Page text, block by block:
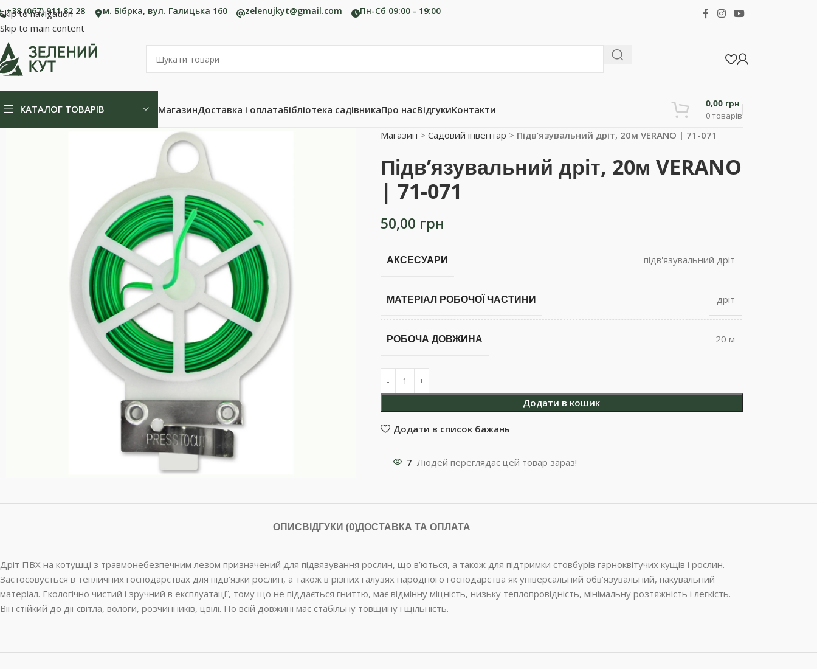
Skip to navigation
Skip to main content
+38 (067) 911 82 28 м. Бібрка, вул. Галицька 160 zelenujkyt@gmail.com Пн-Сб 09:00 - 19:00
КАТАЛОГ ТОВАРІВ МагазинДоставка і оплатаБібліотека садівникаПро насВідгукиКонтакти
0товарів
0,00 грн
Магазин > Садовий інвентар > Підв’язувальний дріт, 20м VERANO | 71-071
Підв’язувальний дріт, 20м VERANO
| 71-071
50,00 грн
АКСЕСУАРИ підв'язувальний дріт
МАТЕРІАЛ РОБОЧОЇ ЧАСТИНИ дріт
РОБОЧА ДОВЖИНА 20 м
Додати в кошик
Додати в список бажань
7 Людей переглядає цей товар зараз!
ОПИСВІДГУКИ (0)ДОСТАВКА ТА ОПЛАТА
Дріт ПВХ на котушці з травмонебезпечним лезом призначений для підвязування рослин, що в’ються, а також для підтримки стовбурів гарноквітучих кущів і рослин.
Застосовується в тепличних господарствах для підв’язки рослин, а також в різних галузях народного господарства як універсальний обв’язувальний, пакувальний
матеріал. Екологічно чистий і зручний в експлуатації, тому що не піддається гниттю, має відмінну міцність, низьку теплопровідність, мінімальну розтяжність і легкість.
Він стійкий до дії світла, вологи, розчинників, цвілі. По всій довжині має стабільну товщину і щільність.